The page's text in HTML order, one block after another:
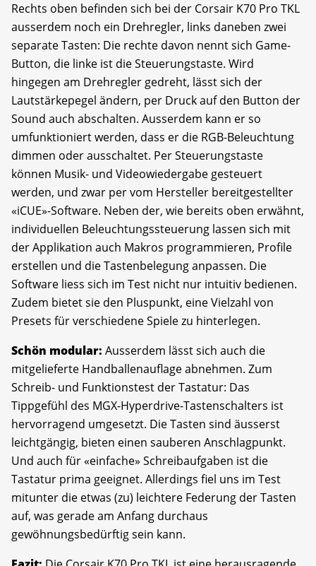
Rechts oben befinden sich bei der Corsair K70 Pro TKL
ausserdem noch ein Drehregler, links daneben zwei
separate Tasten: Die rechte davon nennt sich Game-
Button, die linke ist die Steuerungstaste. Wird
hingegen am Drehregler gedreht, lässt sich der
Lautstärkepegel ändern, per Druck auf den Button der
Sound auch abschalten. Ausserdem kann er so
umfunktioniert werden, dass er die RGB-Beleuchtung
dimmen oder ausschaltet. Per Steuerungstaste
können Musik- und Videowiedergabe gesteuert
werden, und zwar per vom Hersteller bereitgestellter
«iCUE»-Software. Neben der, wie bereits oben erwähnt,
individuellen Beleuchtungssteuerung lassen sich mit
der Applikation auch Makros programmieren, Profile
erstellen und die Tastenbelegung anpassen. Die
Software liess sich im Test nicht nur intuitiv bedienen.
Zudem bietet sie den Pluspunkt, eine Vielzahl von
Presets für verschiedene Spiele zu hinterlegen.
Schön modular: Ausserdem lässt sich auch die
mitgelieferte Handballenauflage abnehmen. Zum
Schreib- und Funktionstest der Tastatur: Das
Tippgefühl des MGX-Hyperdrive-Tastenschalters ist
hervorragend umgesetzt. Die Tasten sind äusserst
leichtgängig, bieten einen sauberen Anschlagpunkt.
Und auch für «einfache» Schreibaufgaben ist die
Tastatur prima geeignet. Allerdings fiel uns im Test
mitunter die etwas (zu) leichtere Federung der Tasten
auf, was gerade am Anfang durchaus
gewöhnungsbedürftig sein kann.